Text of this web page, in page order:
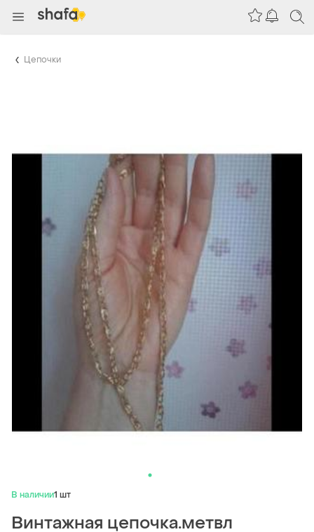
Цепочки
В наличии1 шт
Винтажная цепочка.метвл